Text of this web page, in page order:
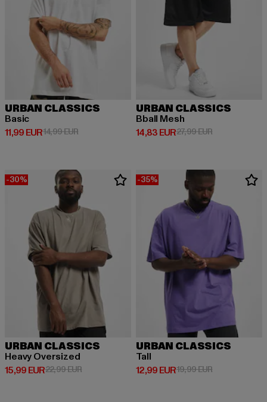
URBAN CLASSICS
Basic
11,99 EUR
Derzeitiger Preis: 11,99 EUR
14,99 EURAktionspreis: 14,99 EUR
URBAN CLASSICS
Bball Mesh
14,83 EUR
Derzeitiger Preis: 14,83 EUR
27,99 EURAktionspreis:
-30%
URBAN CLASSICS
Heavy Oversized
15,99 EUR
Derzeitiger Preis: 15,99 EUR
22,99 EURAktionspreis: 22,99 EUR
-35%
URBAN CLASSICS
Tall
12,99 EUR
Derzeitiger Preis: 12,99 EUR
19,99 EURAktionspreis: